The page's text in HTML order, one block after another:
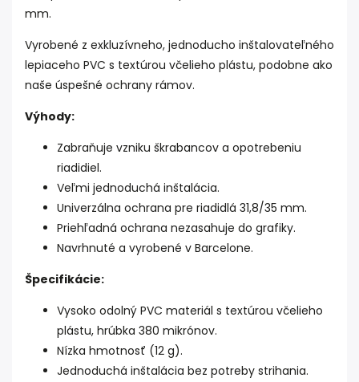
mm.
Vyrobené z exkluzívneho, jednoducho inštalovateľného
lepiaceho PVC s textúrou včelieho plástu, podobne ako
naše úspešné ochrany rámov.
Výhody:
Zabraňuje vzniku škrabancov a opotrebeniu
riadidiel.
Veľmi jednoduchá inštalácia.
Univerzálna ochrana pre riadidlá 31,8/35 mm.
Priehľadná ochrana nezasahuje do grafiky.
Navrhnuté a vyrobené v Barcelone.
Špecifikácie:
Vysoko odolný PVC materiál s textúrou včelieho
plástu, hrúbka 380 mikrónov.
Nízka hmotnosť (12 g).
Jednoduchá inštalácia bez potreby strihania.